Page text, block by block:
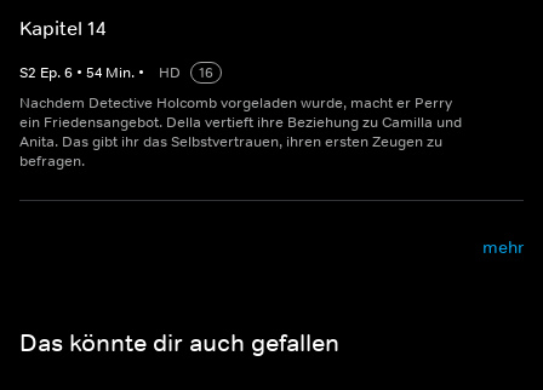
Kapitel 14
S2 Ep.6 • 54 Min. • HD
16
Nachdem Detective Holcomb vorgeladen wurde, macht er Perry
ein Friedensangebot. Della vertieft ihre Beziehung zu Camilla und
Anita. Das gibt ihr das Selbstvertrauen, ihren ersten Zeugen zu
befragen.
mehr
Das könnte dir auch gefallen